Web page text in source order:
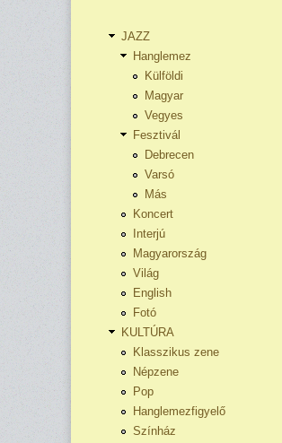
JAZZ
Hanglemez
Külföldi
Magyar
Vegyes
Fesztivál
Debrecen
Varsó
Más
Koncert
Interjú
Magyarország
Világ
English
Fotó
KULTÚRA
Klasszikus zene
Népzene
Pop
Hanglemezfigyelő
Színház